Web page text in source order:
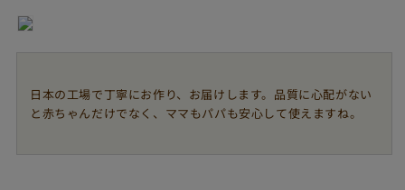
日本の工場で丁寧にお作り、お届けします。品質に心配がない
と赤ちゃんだけでなく、ママもパパも安心して使えますね。